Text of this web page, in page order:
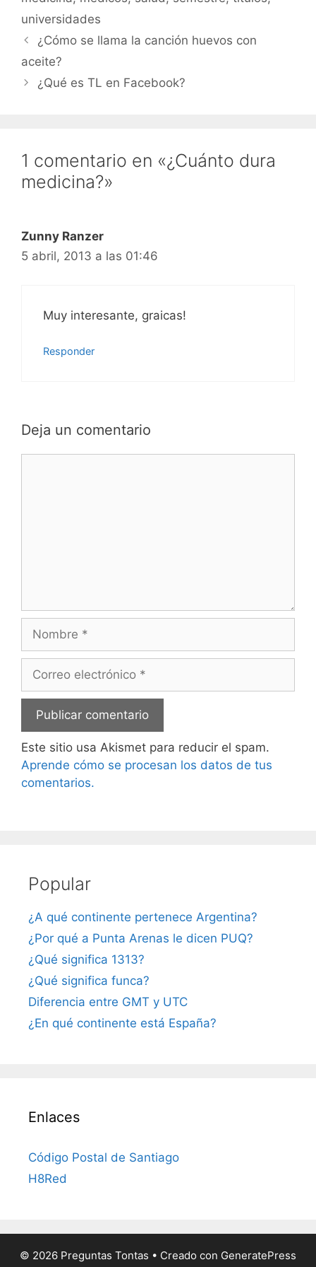
universidades
¿Cómo se llama la canción huevos con
aceite?
¿Qué es TL en Facebook?
1 comentario en «¿Cuánto dura
medicina?»
Zunny Ranzer
5 abril, 2013 a las 01:46
Muy interesante, graicas!
Responder
Deja un comentario
electrónico
Este sitio usa Akismet para reducir el spam.
Aprende cómo se procesan los datos de tus
comentarios.
Popular
¿A qué continente pertenece Argentina?
¿Por qué a Punta Arenas le dicen PUQ?
¿Qué significa 1313?
¿Qué significa funca?
Diferencia entre GMT y UTC
¿En qué continente está España?
Enlaces
Código Postal de Santiago
H8Red
© 2026 Preguntas Tontas • Creado con GeneratePress